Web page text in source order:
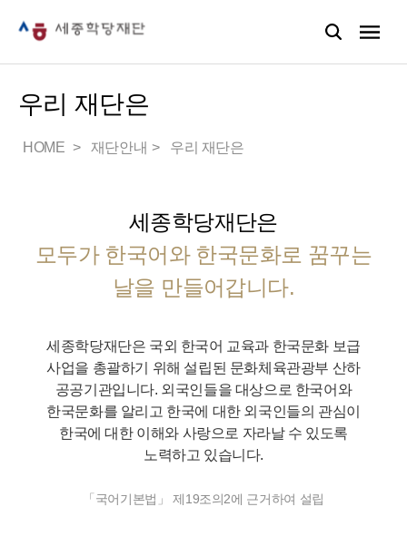
우리 재단은
HOME 재단안내 우리 재단은
세종학당재단은
모두가 한국어와 한국문화로 꿈꾸는
날을 만들어갑니다.
세종학당재단은 국외 한국어 교육과 한국문화 보급
사업을 총괄하기 위해 설립된 문화체육관광부 산하
공공기관입니다. 외국인들을 대상으로 한국어와
한국문화를 알리고 한국에 대한 외국인들의 관심이
한국에 대한 이해와 사랑으로 자라날 수 있도록
노력하고 있습니다.
「국어기본법」 제19조의2에 근거하여 설립